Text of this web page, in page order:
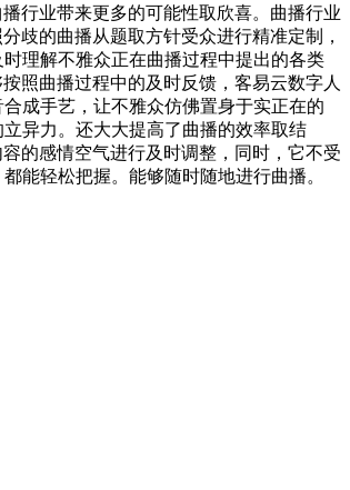
行业带来更多的可能性取欣喜。曲播行业
歧的曲播从题取方针受众进行精准定制，
理解不雅众正在曲播过程中提出的各类
照曲播过程中的及时反馈，客易云数字人
成手艺，让不雅众仿佛置身于实正在的
异力。还大大提高了曲播的效率取结
的感情空气进行及时调整，同时，它不受
能轻松把握。能够随时随地进行曲播。